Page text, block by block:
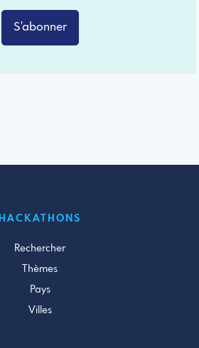
S'abonner
HACKATHONS
Rechercher
Thèmes
Pays
Villes